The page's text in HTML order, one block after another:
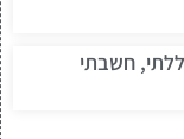
חשבתי